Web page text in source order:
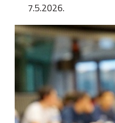
7.5.2026.